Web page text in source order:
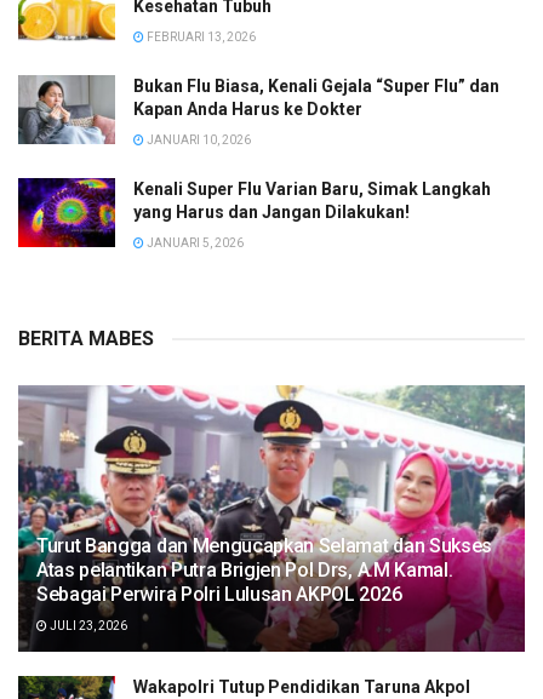
Kesehatan Tubuh
FEBRUARI 13, 2026
Bukan Flu Biasa, Kenali Gejala “Super Flu” dan
Kapan Anda Harus ke Dokter
JANUARI 10, 2026
Kenali Super Flu Varian Baru, Simak Langkah
yang Harus dan Jangan Dilakukan!
JANUARI 5, 2026
BERITA MABES
Turut Bangga dan Mengucapkan Selamat dan Sukses
Atas pelantikan Putra Brigjen Pol Drs, A.M Kamal.
Sebagai Perwira Polri Lulusan AKPOL 2026
JULI 23, 2026
Wakapolri Tutup Pendidikan Taruna Akpol